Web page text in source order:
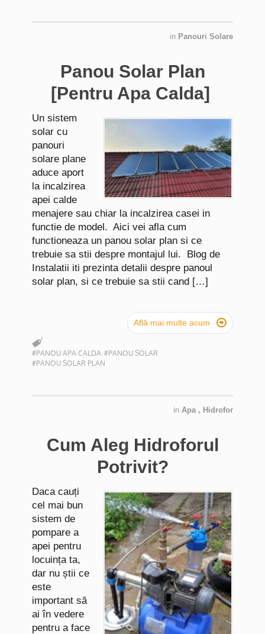
in Panouri Solare
Panou Solar Plan
[Pentru Apa Calda]
Un sistem
solar cu
panouri
solare plane
aduce aport
la incalzirea
apei calde
menajere sau chiar la incalzirea casei in
functie de model. Aici vei afla cum
functioneaza un panou solar plan si ce
trebuie sa stii despre montajul lui. Blog de
Instalatii iti prezinta detalii despre panoul
solar plan, si ce trebuie sa stii cand […]
Află mai multe acum 
#PANOU APA CALDA #PANOU SOLAR
#PANOU SOLAR PLAN
in Apa , Hidrofor
Cum Aleg Hidroforul
Potrivit?
Daca cauți
cel mai bun
sistem de
pompare a
apei pentru
locuința ta,
dar nu știi ce
este
important să
ai în vedere
pentru a face